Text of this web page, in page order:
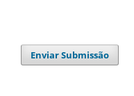
Enviar Submissão